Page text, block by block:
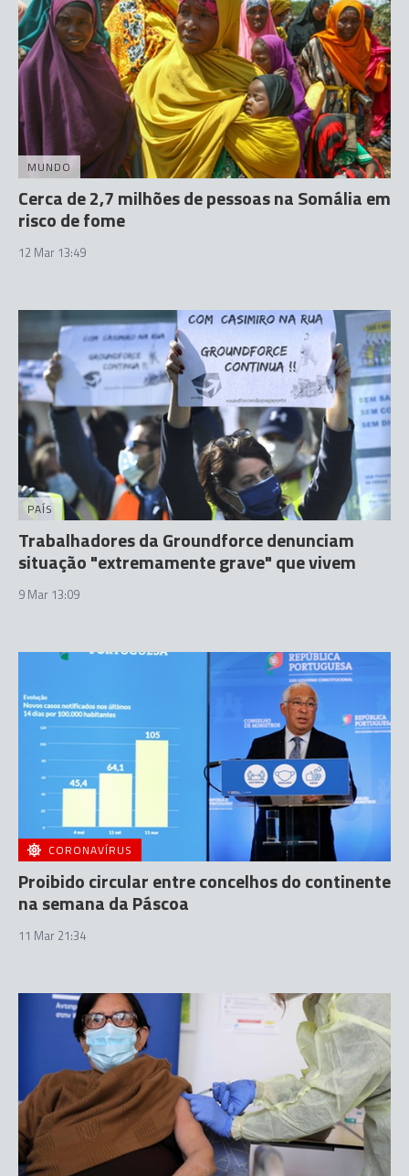
MUNDO
Cerca de 2,7 milhões de pessoas na Somália em
risco de fome
12 Mar 13:49
PAÍS
Trabalhadores da Groundforce denunciam
situação "extremamente grave" que vivem
9 Mar 13:09
CORONAVÍRUS
Proibido circular entre concelhos do continente
na semana da Páscoa
11 Mar 21:34